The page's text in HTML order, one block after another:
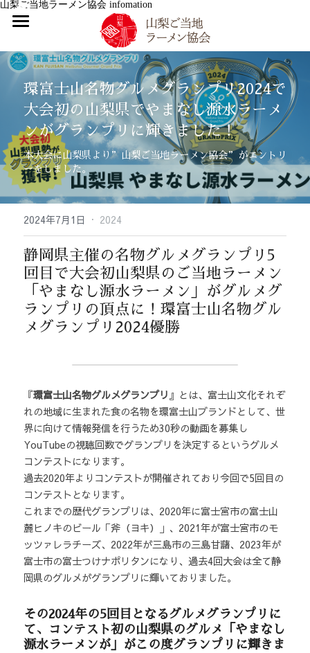
山梨ご当地ラーメン協会 infomation
infomation
すべてのカテゴリ
2026
2025
2024
2023
山梨ご当地ラーメン協会について
協会について
トピック｜活動内容
SDGs取り組み
会員紹介
入会案内
山梨ご当地ラーメンについて
やまなし源水ラーメン
やまなし源水ラーメン提供店一覧
イベント出店情報
山梨ラーメン大調査
提供店一覧
環富士山名物グルメグランプリ2024で
大会初の山梨県でやまなし源水ラーメ
ンがグランプリに輝きました！
本大会に山梨県より”山梨ご当地ラーメン協会”がエントリ
ーをしました。
2024年7月1日 · 2024
静岡県主催の名物グルメグランプリ5
回目で大会初山梨県のご当地ラーメン
「やまなし源水ラーメン」がグルメグ
ランプリの頂点に！環富士山名物グル
メグランプリ2024優勝
『環富士山名物グルメグランプリ』とは、富士山文化それぞ
れの地域に生まれた食の名物を環富士山ブランドとして、世
界に向けて情報発信を行うため30秒の動画を募集し
YouTubeの視聴回数でグランプリを決定するというグルメ
コンテストになります。
過去2020年よりコンテストが開催されており今回で5回目の
コンテストとなります。
これまでの歴代グランプリは、2020年に富士宮市の富士山
麓ヒノキのビール「斧（ヨキ）」、2021年が富士宮市のモ
ッツァレラチーズ、2022年が三島市の三島甘藷、2023年が
富士市の富士つけナポリタンになり、過去4回大会は全て静
岡県のグルメがグランプリに輝いておりました。
その2024年の5回目となるグルメグランプリに
て、コンテスト初の山梨県のグルメ「やまなし
源水ラーメンが」がこの度グランプリに輝きま